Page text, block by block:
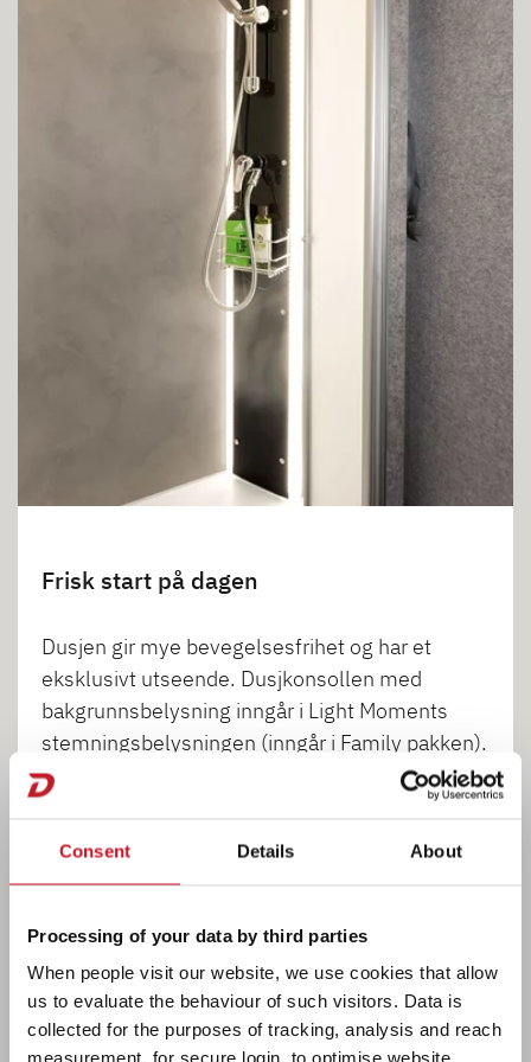
Consent Details About
Processing of your data by third parties
When people visit our website, we use cookies that allow
us to evaluate the behaviour of such visitors. Data is
collected for the purposes of tracking, analysis and reach
measurement, for secure login, to optimise website
Frisk start på dagen
Dusjen gir mye bevegelsesfrihet og har et
eksklusivt utseende. Dusjkonsollen med
bakgrunnsbelysning inngår i Light Moments
stemningsbelysningen (inngår i Family pakken).